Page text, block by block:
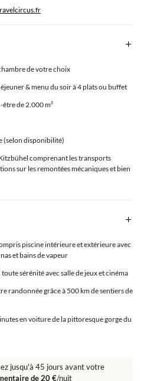
de votre choix
& menu du soir à 4 plats ou buffet
de 2.000 m²
(selon disponibilité)
comprenant les transports
sur les remontées mécaniques et bien
piscine intérieure et extérieure avec
et bains de vapeur
sérénité avec salle de jeux et cinéma
randonnée grâce à 500 km de sentiers de
en voiture de la pittoresque gorge du
jusqu'à 45 jours avant votre
de 20 €/nuit